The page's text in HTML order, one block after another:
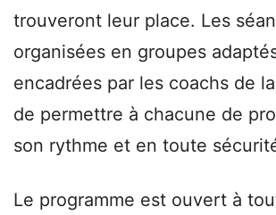
trouveront leur place. Les
organisées en groupes
encadrées par les coachs de
de permettre à chacune de
son rythme et en toute
Le programme est ouvert à